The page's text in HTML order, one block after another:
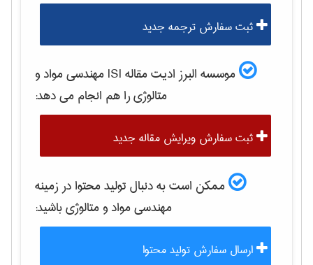
ثبت سفارش ترجمه جدید
موسسه البرز ادیت مقاله ISI
مهندسی مواد و
متالوژیرا هم انجام می دهد:
ثبت سفارش ویرایش مقاله جدید
ممکن است به دنبال تولید محتوا در زمینه
مهندسی مواد و متالوژیباشید:
ارسال سفارش تولید محتوا